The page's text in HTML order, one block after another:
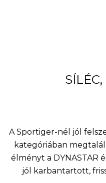
A Sportiger-nél jól
kategóriában
élményt a DYNASTAR
jól karbantartott,